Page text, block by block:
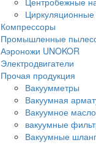
Компрессоры
Промышленные
Аэроножи UNOKOR
Электродвигатели
Прочая продукция
Вакуумметры
Вакуумная
Вакуумное масло
вакуумные
Вакуумные